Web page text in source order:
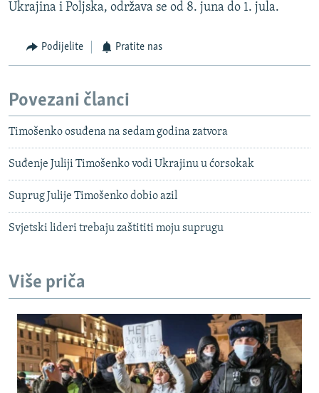
Ukrajina i Poljska, održava se od 8. juna do 1. jula.
Podijelite Pratite nas
Povezani članci
Timošenko osuđena na sedam godina zatvora
Suđenje Juliji Timošenko vodi Ukrajinu u ćorsokak
Suprug Julije Timošenko dobio azil
Svjetski lideri trebaju zaštititi moju suprugu
Više priča